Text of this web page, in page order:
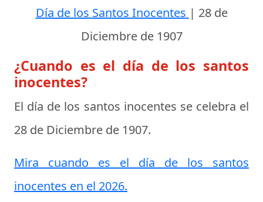
Día de los Santos Inocentes | 28 de
Diciembre de 1907
¿Cuando es el día de los santos
inocentes?
El día de los santos inocentes se celebra el
28 de Diciembre de 1907.
Mira cuando es el día de los santos
inocentes en el 2026.